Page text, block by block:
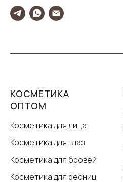
КОСМЕТИКА
ОПТОМ
Косметика для лица
Косметика для глаз
Косметика для бровей
Косметика для ресниц